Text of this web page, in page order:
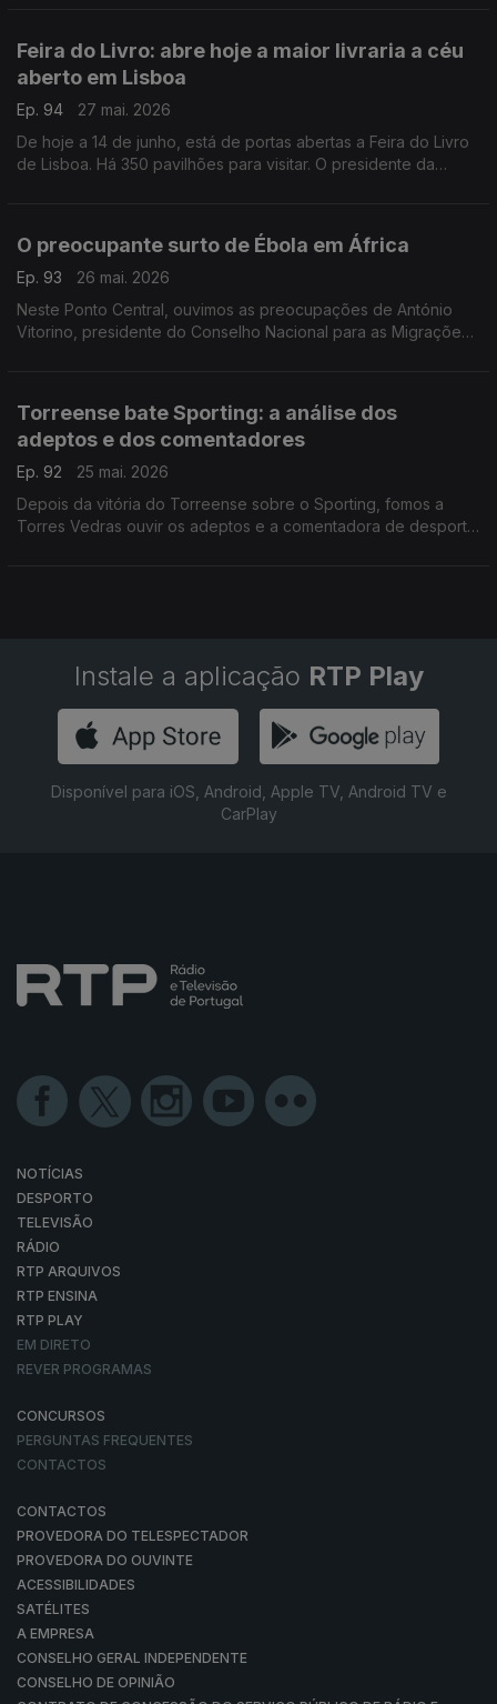
Feira do Livro: abre hoje a maior livraria a céu
aberto em Lisboa
Ep. 94
27 mai. 2026
De hoje a 14 de junho, está de portas abertas a Feira do Livro
de Lisboa. Há 350 pavilhões para visitar. O presidente da
O preocupante surto de Ébola em África
Ep. 93
26 mai. 2026
Neste Ponto Central, ouvimos as preocupações de António
Vitorino, presidente do Conselho Nacional para as Migrações
Torreense bate Sporting: a análise dos
adeptos e dos comentadores
Ep. 92
25 mai. 2026
Depois da vitória do Torreense sobre o Sporting, fomos a
Torres Vedras ouvir os adeptos e a comentadora de desporto
Instale a aplicação RTP Play
Disponível para iOS, Android, Apple TV, Android TV e
CarPlay
NOTÍCIAS
DESPORTO
TELEVISÃO
RÁDIO
RTP ARQUIVOS
RTP ENSINA
RTP PLAY
EM DIRETO
REVER PROGRAMAS
CONCURSOS
PERGUNTAS FREQUENTES
CONTACTOS
CONTACTOS
PROVEDORA DO TELESPECTADOR
PROVEDORA DO OUVINTE
ACESSIBILIDADES
SATÉLITES
A EMPRESA
CONSELHO GERAL INDEPENDENTE
CONSELHO DE OPINIÃO